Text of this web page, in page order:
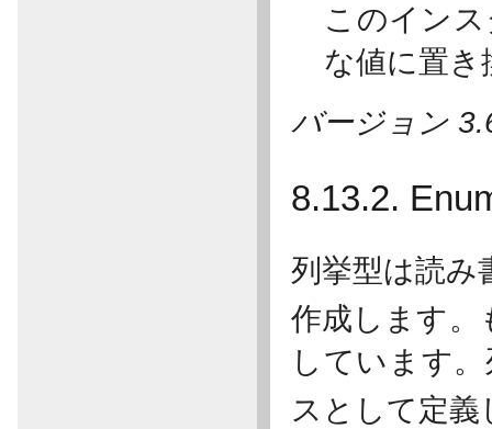
このイン
な値に置き
バージョン
8.13.2.
列挙型は読
作成します
しています
スとして定義